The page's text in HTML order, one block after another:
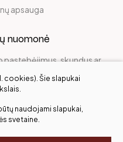
apsauga
nuomonė
pastebėjimus, skundus ar
mus
cookies). Šie slapukai
naudojami slapukai,
svetaine.